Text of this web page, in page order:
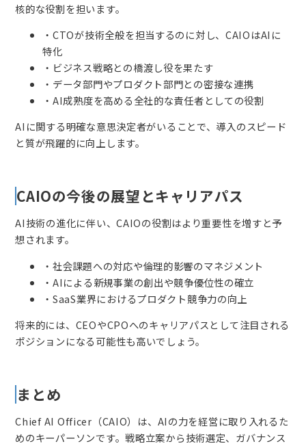
核的な役割を担います。
・CTOが技術全般を担当するのに対し、CAIOはAIに
特化
・ビジネス戦略との橋渡し役を果たす
・データ部門やプロダクト部門との密接な連携
・AI成熟度を高める全社的な責任者としての役割
AIに関する明確な意思決定者がいることで、導入のスピード
と質が飛躍的に向上します。
CAIOの今後の展望とキャリアパス
AI技術の進化に伴い、CAIOの役割はより重要性を増すと予
想されます。
・社会課題への対応や倫理的影響のマネジメント
・AIによる新規事業の創出や競争優位性の確立
・SaaS業界におけるプロダクト競争力の向上
将来的には、CEOやCPOへのキャリアパスとして注目される
ポジションになる可能性も高いでしょう。
まとめ
Chief AI Officer（CAIO）は、AIの力を経営に取り入れるた
めのキーパーソンです。戦略立案から技術選定、ガバナンス